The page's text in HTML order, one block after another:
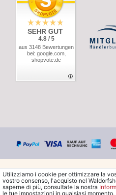
SEHR GUT
4.8 / 5
aus 3148 Bewertungen
bei: google.com,
shopvote.de
Utilizziamo i cookie per ottimizzare la
vostro consenso, l'acquisto nel
saperne di più, consultate la nostra
le tue impostazioni in qualsiasi momento.